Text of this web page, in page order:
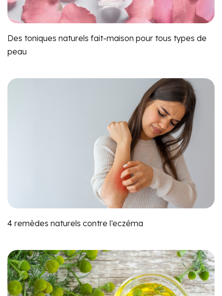
Des toniques naturels fait-maison pour tous types de
peau
4 remèdes naturels contre l’eczéma